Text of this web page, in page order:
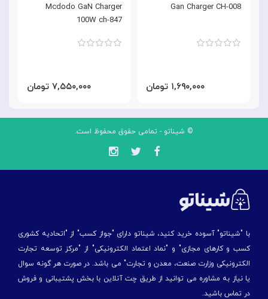
Mcdodo GaN Charger
100W ch-847
۷,۵۵۰,۰۰۰ تومان
Gan Charger CH-008
۱,۶۹۰,۰۰۰ تومان
© شیناتو - تمامی حقوق محفوظ است.
با "شیناتو" آسوده خرید کنید، شیناتو دارای "جواز کسب" از "اتحادیه کشوری
کسب و کارهای مجازی" و "نماد اعتماد الکترونیکی" از "مركز توسعه تجارت
الكترونیكی وزارت صنعت، معدن و تجارت" می باشد. در صورت هر گونه سوال
یا نیاز به مشاوره می توانید از طریق چت آنلاین با بخش پشتیبانی و فروش
در تماس باشید.